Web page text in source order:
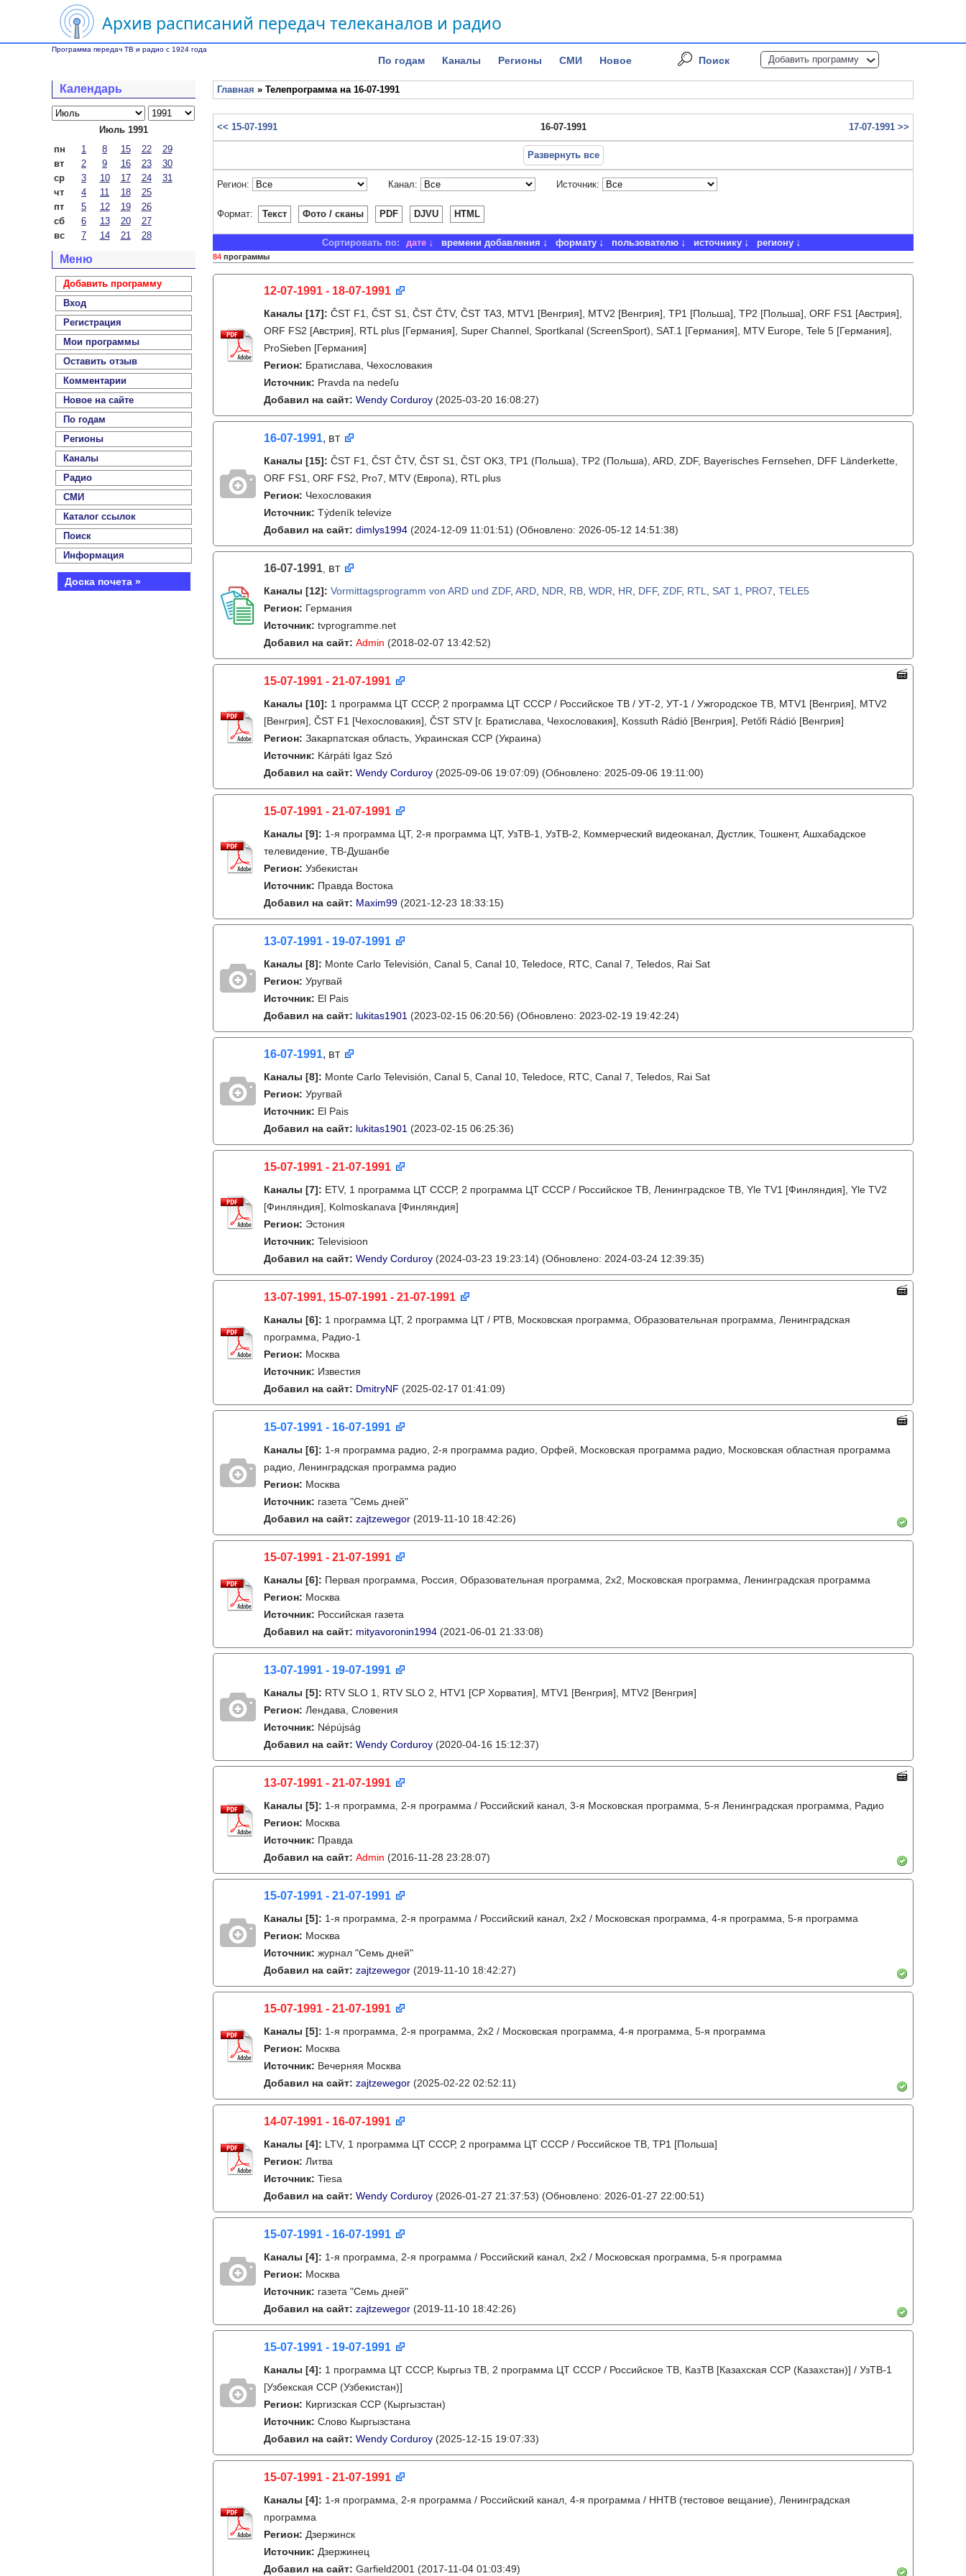
Архив расписаний передач телеканалов и радио
Программа передач ТВ и радио с 1924 года
По годам Каналы Регионы СМИ Новое Поиск Добавить программу
Календарь
Июль 1991
пн
1 8 15 22
29
вт
2 9 16 23
30
ср
3 10 17 24
31
чт
4 11 18
25
пт
5 12 19
26
сб
6 13 20
27
вс
7 14 21 28
Меню
Добавить программу
Вход
Регистрация
Мои программы
Оставить отзыв
Комментарии
Новое на сайте
По годам
Регионы
Каналы
Радио
СМИ
Каталог ссылок
Поиск
Информация
Доска почета »
Главная » Телепрограмма на 16-07-1991
<< 15-07-1991 16-07-1991 17-07-1991 >>
Развернуть все
Регион: Канал: Источник:
Формат: Текст Фото / сканы PDF DJVU HTML
Сортировать по: дате времени добавления формату пользователю источнику региону
84 программы
12-07-1991 - 18-07-1991
Каналы [17]: ČST F1, ČST S1, ČST ČTV, ČST TA3, MTV1 [Венгрия], MTV2 [Венгрия], TP1 [Польша], TP2 [Польша], ORF FS1 [Австрия],
ORF FS2 [Австрия], RTL plus [Германия], Super Channel, Sportkanal (ScreenSport), SAT.1 [Германия], MTV Europe, Tele 5 [Германия],
ProSieben [Германия]
Регион: Братислава, Чехословакия
Источник: Pravda na nedeľu
Добавил на сайт: Wendy Corduroy (2025-03-20 16:08:27)
16-07-1991, вт
Каналы [15]: ČST F1, ČST ČTV, ČST S1, ČST OK3, TP1 (Польша), TP2 (Польша), ARD, ZDF, Bayerisches Fernsehen, DFF Länderkette,
ORF FS1, ORF FS2, Pro7, MTV (Европа), RTL plus
Регион: Чехословакия
Источник: Týdeník televize
Добавил на сайт: dimlys1994 (2024-12-09 11:01:51) (Обновлено: 2026-05-12 14:51:38)
16-07-1991, вт
Каналы [12]: Vormittagsprogramm von ARD und ZDF, ARD NDR RB WDR HR DFF, ZDF, RTL SAT 1 PRO7 TELE5
Регион: Германия
Источник: tvprogramme.net
Добавил на сайт: Admin (2018-02-07 13:42:52)
15-07-1991 - 21-07-1991
Каналы [10]: 1 программа ЦТ СССР, 2 программа ЦТ СССР / Российское ТВ / УТ-2, УТ-1 / Ужгородское ТВ, MTV1 [Венгрия], MTV2
[Венгрия], ČST F1 [Чехословакия], ČST STV [г. Братислава, Чехословакия], Kossuth Rádió [Венгрия], Petőfi Rádió [Венгрия]
Регион: Закарпатская область, Украинская ССР (Украина)
Источник: Kárpáti Igaz Szó
Добавил на сайт: Wendy Corduroy (2025-09-06 19:07:09) (Обновлено: 2025-09-06 19:11:00)
15-07-1991 - 21-07-1991
Каналы [9]: 1-я программа ЦТ, 2-я программа ЦТ, УзТВ-1, УзТВ-2, Коммерческий видеоканал, Дустлик, Тошкент, Ашхабадское
телевидение, ТВ-Душанбе
Регион: Узбекистан
Источник: Правда Востока
Добавил на сайт: Maxim99 (2021-12-23 18:33:15)
13-07-1991 - 19-07-1991
Каналы [8]: Monte Carlo Televisión, Canal 5, Canal 10, Teledoce, RTC, Canal 7, Teledos, Rai Sat
Регион: Уругвай
Источник: El Pais
Добавил на сайт: lukitas1901 (2023-02-15 06:20:56) (Обновлено: 2023-02-19 19:42:24)
16-07-1991, вт
Каналы [8]: Monte Carlo Televisión, Canal 5, Canal 10, Teledoce, RTC, Canal 7, Teledos, Rai Sat
Регион: Уругвай
Источник: El Pais
Добавил на сайт: lukitas1901 (2023-02-15 06:25:36)
15-07-1991 - 21-07-1991
Каналы [7]: ETV, 1 программа ЦТ СССР, 2 программа ЦТ СССР / Российское ТВ, Ленинградское ТВ, Yle TV1 [Финляндия], Yle TV2
[Финляндия], Kolmoskanava [Финляндия]
Регион: Эстония
Источник: Televisioon
Добавил на сайт: Wendy Corduroy (2024-03-23 19:23:14) (Обновлено: 2024-03-24 12:39:35)
13-07-1991, 15-07-1991 - 21-07-1991
Каналы [6]: 1 программа ЦТ, 2 программа ЦТ / РТВ, Московская программа, Образовательная программа, Ленинградская
программа, Радио-1
Регион: Москва
Источник: Известия
Добавил на сайт: DmitryNF (2025-02-17 01:41:09)
15-07-1991 - 16-07-1991
Каналы [6]: 1-я программа радио, 2-я программа радио, Орфей, Московская программа радио, Московская областная программа
радио, Ленинградская программа радио
Регион: Москва
Источник: газета "Семь дней"
Добавил на сайт: zajtzewegor (2019-11-10 18:42:26)
15-07-1991 - 21-07-1991
Каналы [6]: Первая программа, Россия, Образовательная программа, 2х2, Московская программа, Ленинградская программа
Регион: Москва
Источник: Российская газета
Добавил на сайт: mityavoronin1994 (2021-06-01 21:33:08)
13-07-1991 - 19-07-1991
Каналы [5]: RTV SLO 1, RTV SLO 2, HTV1 [СР Хорватия], MTV1 [Венгрия], MTV2 [Венгрия]
Регион: Лендава, Словения
Источник: Népújság
Добавил на сайт: Wendy Corduroy (2020-04-16 15:12:37)
13-07-1991 - 21-07-1991
Каналы [5]: 1-я программа, 2-я программа / Российский канал, 3-я Московская программа, 5-я Ленинградская программа, Радио
Регион: Москва
Источник: Правда
Добавил на сайт: Admin (2016-11-28 23:28:07)
15-07-1991 - 21-07-1991
Каналы [5]: 1-я программа, 2-я программа / Российский канал, 2х2 / Московская программа, 4-я программа, 5-я программа
Регион: Москва
Источник: журнал "Семь дней"
Добавил на сайт: zajtzewegor (2019-11-10 18:42:27)
15-07-1991 - 21-07-1991
Каналы [5]: 1-я программа, 2-я программа, 2х2 / Московская программа, 4-я программа, 5-я программа
Регион: Москва
Источник: Вечерняя Москва
Добавил на сайт: zajtzewegor (2025-02-22 02:52:11)
14-07-1991 - 16-07-1991
Каналы [4]: LTV, 1 программа ЦТ СССР, 2 программа ЦТ СССР / Российское ТВ, TP1 [Польша]
Регион: Литва
Источник: Tiesa
Добавил на сайт: Wendy Corduroy (2026-01-27 21:37:53) (Обновлено: 2026-01-27 22:00:51)
15-07-1991 - 16-07-1991
Каналы [4]: 1-я программа, 2-я программа / Российский канал, 2х2 / Московская программа, 5-я программа
Регион: Москва
Источник: газета "Семь дней"
Добавил на сайт: zajtzewegor (2019-11-10 18:42:26)
15-07-1991 - 19-07-1991
Каналы [4]: 1 программа ЦТ СССР, Кыргыз ТВ, 2 программа ЦТ СССР / Российское ТВ, КазТВ [Казахская ССР (Казахстан)] / УзТВ-1
[Узбекская ССР (Узбекистан)]
Регион: Киргизская ССР (Кыргызстан)
Источник: Слово Кыргызстана
Добавил на сайт: Wendy Corduroy (2025-12-15 19:07:33)
15-07-1991 - 21-07-1991
Каналы [4]: 1-я программа, 2-я программа / Российский канал, 4-я программа / ННТВ (тестовое вещание), Ленинградская
программа
Регион: Дзержинск
Источник: Дзержинец
Добавил на сайт: Garfield2001 (2017-11-04 01:03:49)